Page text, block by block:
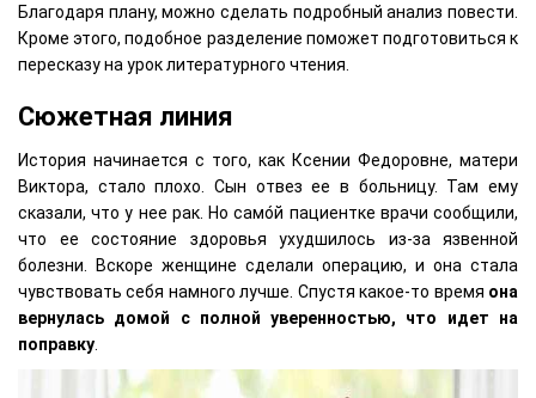
Благодаря плану, можно сделать подробный анализ повести.
Кроме этого, подобное разделение поможет подготовиться к
пересказу на урок литературного чтения.
Сюжетная линия
История начинается с того, как Ксении Федоровне, матери
Виктора, стало плохо. Сын отвез ее в больницу. Там ему
сказали, что у нее рак. Но само́й пациентке врачи сообщили,
что ее состояние здоровья ухудшилось из-за язвенной
болезни. Вскоре женщине сделали операцию, и она стала
чувствовать себя намного лучше. Спустя какое-то время она
вернулась домой с полной уверенностью, что идет на
поправку